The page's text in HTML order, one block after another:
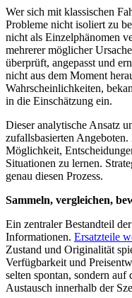
Wer sich mit klassischen
Probleme nicht isoliert zu
nicht als Einzelphänomen
mehrerer möglicher
überprüft, angepasst und
nicht aus dem Moment
Wahrscheinlichkeiten,
in die Einschätzung ein.
Dieser analytische Ansatz
zufallsbasierten
Möglichkeit,
Situationen zu lernen.
genau diesen Prozess.
Sammeln, vergleichen,
Ein zentraler Bestandteil
Informationen. Ersatzteile
Zustand und Originalität
Verfügbarkeit und
selten spontan, sondern
Austausch innerhalb der